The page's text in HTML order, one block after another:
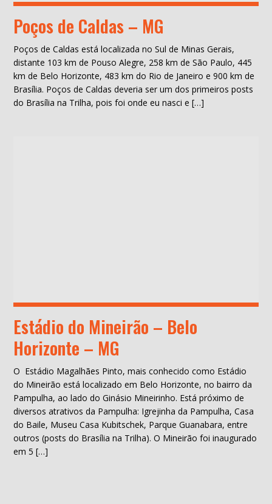
Poços de Caldas – MG
Poços de Caldas está localizada no Sul de Minas Gerais,
distante 103 km de Pouso Alegre, 258 km de São Paulo, 445
km de Belo Horizonte, 483 km do Rio de Janeiro e 900 km de
Brasília. Poços de Caldas deveria ser um dos primeiros posts
do Brasília na Trilha, pois foi onde eu nasci e […]
Estádio do Mineirão – Belo
Horizonte – MG
O Estádio Magalhães Pinto, mais conhecido como Estádio
do Mineirão está localizado em Belo Horizonte, no bairro da
Pampulha, ao lado do Ginásio Mineirinho. Está próximo de
diversos atrativos da Pampulha: Igrejinha da Pampulha, Casa
do Baile, Museu Casa Kubitschek, Parque Guanabara, entre
outros (posts do Brasília na Trilha). O Mineirão foi inaugurado
em 5 […]